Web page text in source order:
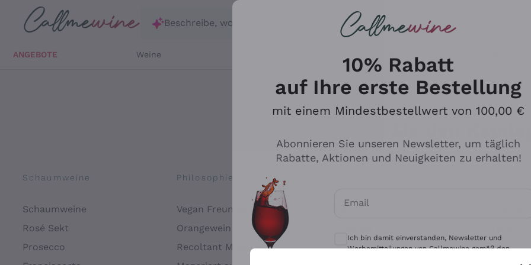
Zum Hauptinhalt springen
Beschreibe, wonach du suchst
ANGEBOTE Weine
Schaumweine
Schaumweine
Rosé Sekt
Prosecco
Philosophien
Vegan Freundlich
Orangewein
Recoltant Manipulant
Antinori
Ca' del Bosco
Gavi
10% Rabatt
auf Ihre erste Bestellung
mit einem Mindestbestellwert von 100,00 €
Abonnieren Sie unseren Newsletter, um täglich
Rabatte, Aktionen und Neuigkeiten zu erhalten!
Email
Optionale Einwilligungen zum Erhalt von
Ich bin damit einverstanden, Newsletter und
Werbemitteilungen von Callmewine gemäß den -